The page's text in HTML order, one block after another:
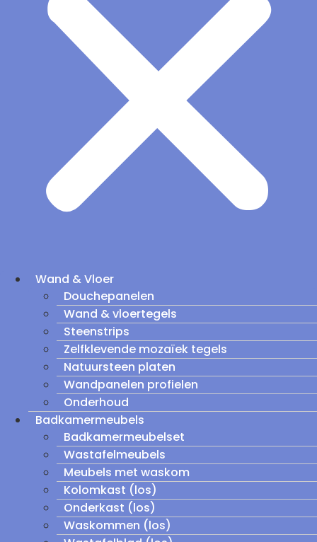
Wand & Vloer
Douchepanelen
Wand & vloertegels
Steenstrips
Zelfklevende mozaïek tegels
Natuursteen platen
Wandpanelen profielen
Onderhoud
Badkamermeubels
Badkamermeubelset
Wastafelmeubels
Meubels met waskom
Kolomkast (los)
Onderkast (los)
Waskommen (los)